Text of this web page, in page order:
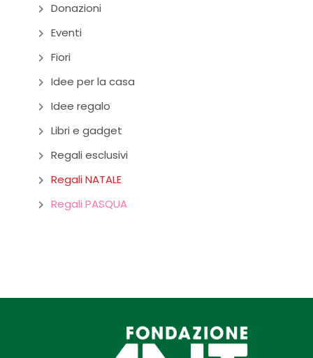
Donazioni
Eventi
Fiori
Idee per la casa
Idee regalo
Libri e gadget
Regali esclusivi
Regali NATALE
Regali PASQUA